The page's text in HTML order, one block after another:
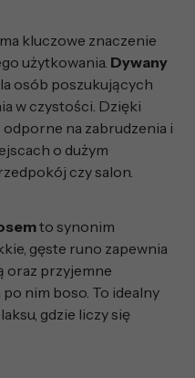
kluczowe znaczenie
użytkowania. Dywany
osób poszukujących
w czystości. Dzięki
na zabrudzenia i
o dużym
czy salon.
to synonim
gęste runo zapewnia
oraz przyjemne
nim boso. To idealny
gdzie liczy się